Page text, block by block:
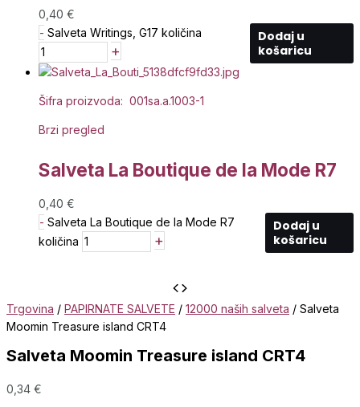
0,40 €
- Salveta Writings, G17 količina
+
Dodaj u
košaricu
Šifra proizvoda: 001sa.a.1003-1
Brzi pregled
Salveta La Boutique de la Mode R7
0,40 €
- Salveta La Boutique de la Mode R7
količina
+
Dodaj u
košaricu
Trgovina / PAPIRNATE SALVETE / 12000 naših salveta / Salveta
Moomin Treasure island CRT4
Salveta Moomin Treasure island CRT4
0,34 €